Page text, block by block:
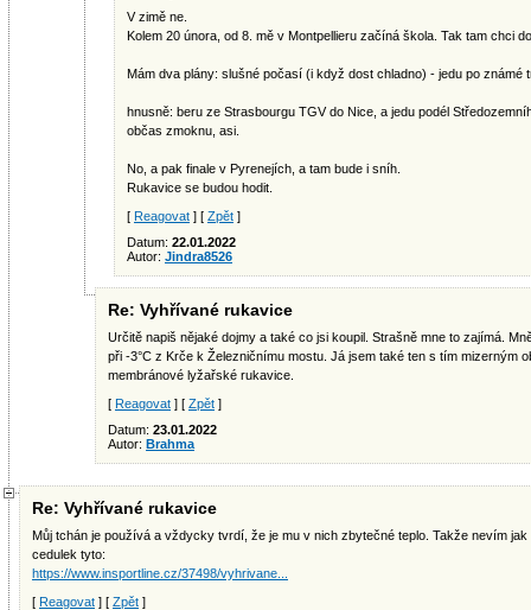
V zimě ne.
Kolem 20 února, od 8. mě v Montpellieru začíná škola. Tak tam chci
Mám dva plány: slušné počasí (i když dost chladno) - jedu po známé
hnusně: beru ze Strasbourgu TGV do Nice, a jedu podél
občas zmoknu, asi.
No, a pak finale v Pyrenejích, a tam bude i sníh.
Rukavice se budou hodit.
[ Reagovat ] [ Zpět ]
Datum: 22.01.2022
Autor: Jindra8526
Re: Vyhřívané rukavice
Určitě napiš nějaké dojmy a také co jsi koupil. Strašně mne to zajímá.
při -3°C z Krče k Železničnímu mostu. Já jsem také ten s tím mizerným
membránové lyžařské rukavice.
[ Reagovat ] [ Zpět ]
Datum: 23.01.2022
Autor: Brahma
Re: Vyhřívané rukavice
Můj tchán je používá a vždycky tvrdí, že je mu v nich zbytečné teplo. Takže nevím
cedulek tyto:
https://www.insportline.cz/37498/vyhrivane...
[ Reagovat ] [ Zpět ]